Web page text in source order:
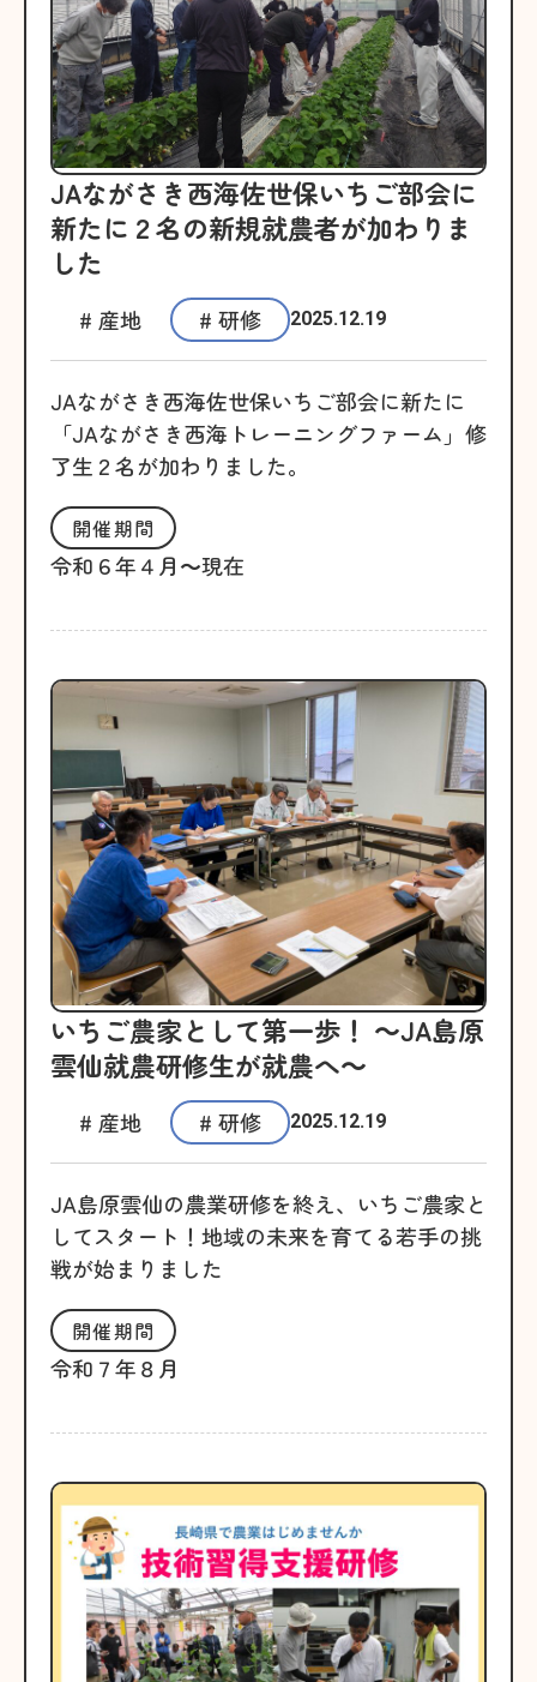
JAながさき西海佐世保いちご部会に
新たに２名の新規就農者が加わりま
した
# 産地 # 研修 2025.12.19
JAながさき西海佐世保いちご部会に新たに
「JAながさき西海トレーニングファーム」修
了生２名が加わりました。
開催期間
令和６年４月～現在
いちご農家として第一歩！ ～JA島原
雲仙就農研修生が就農へ～
# 産地 # 研修 2025.12.19
JA島原雲仙の農業研修を終え、いちご農家と
してスタート！地域の未来を育てる若手の挑
戦が始まりました
開催期間
令和７年８月